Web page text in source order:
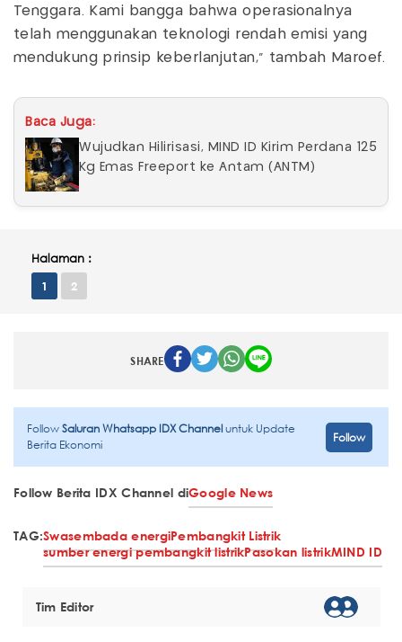
Tenggara. Kami bangga bahwa operasionalnya
telah menggunakan teknologi rendah emisi yang
mendukung prinsip keberlanjutan,” tambah Maroef.
Baca Juga:
Wujudkan Hilirisasi, MIND ID Kirim Perdana 125
Kg Emas Freeport ke Antam (ANTM)
Halaman :
1 2
SHARE
FollowSaluran Whatsapp IDX Channeluntuk Update
Berita Ekonomi
Follow
Follow Berita IDX Channel diGoogle News
TAG:Swasembada energiPembangkit Listrik
sumber energi pembangkit listrikPasokan listrikMIND ID
Tim Editor